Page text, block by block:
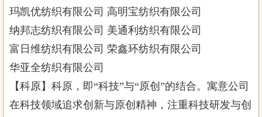
玛凯优纺织有限公司 高明宝纺织有限公司
纳邦志纺织有限公司 美通利纺织有限公司
富日维纺织有限公司 荣鑫环纺织有限公司
华亚全纺织有限公司
【科原】科原，即“科技”与“原创”的结合。寓意公司
在科技领域追求创新与原创精神，注重科技研发与创